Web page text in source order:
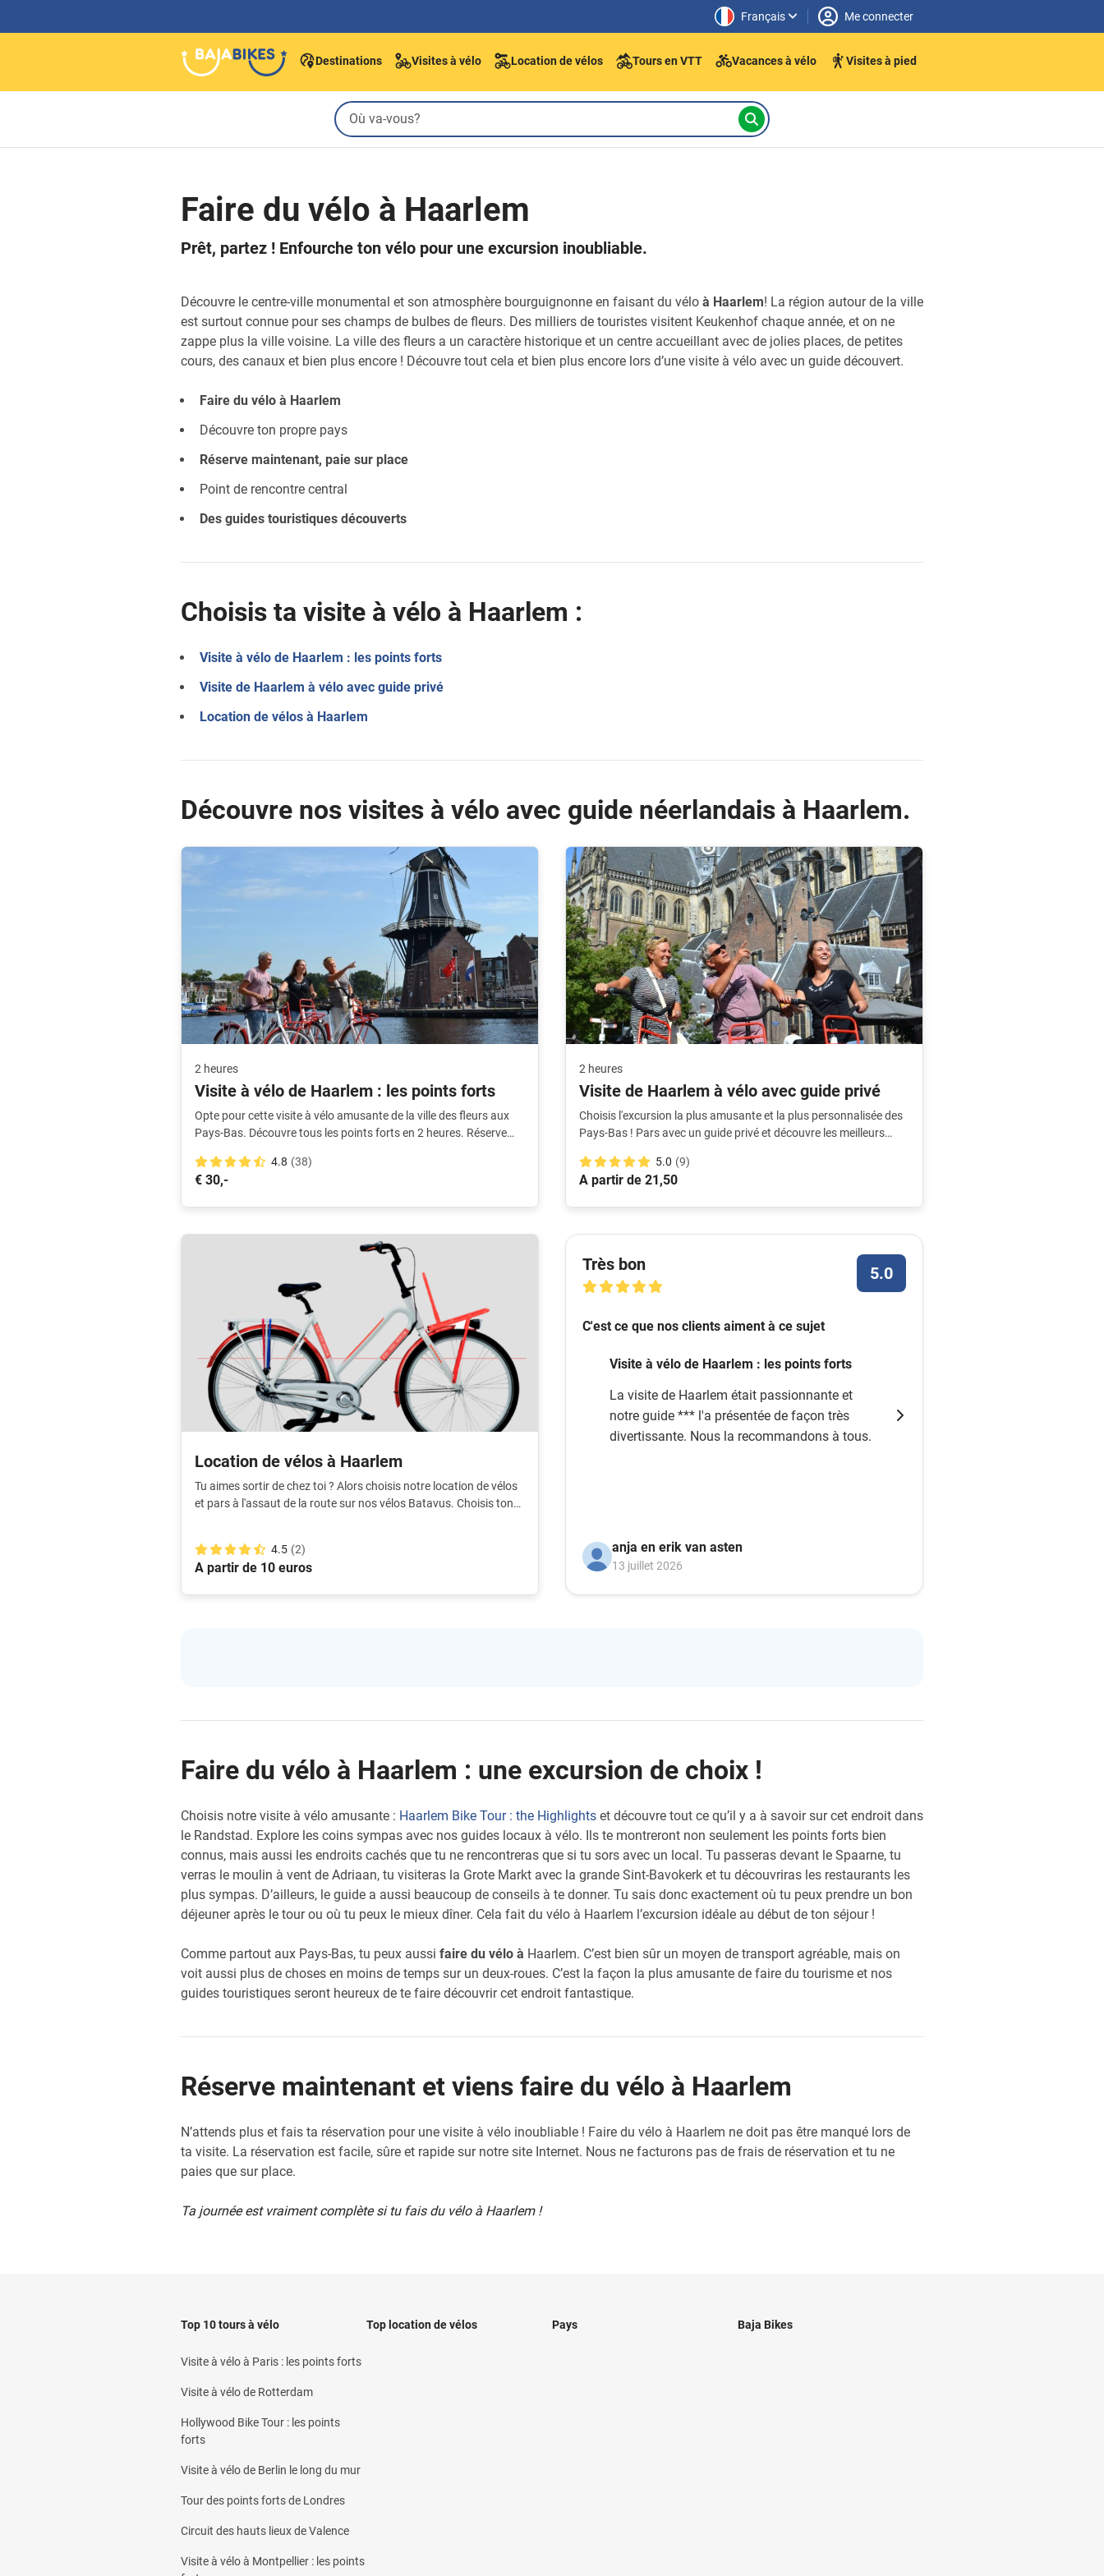
Français Me connecter
Destinations Visites à vélo Location de vélos Tours en VTT Vacances à vélo Visites à pied
Faire du vélo à Haarlem
Prêt, partez ! Enfourche ton vélo pour une excursion inoubliable.
Découvre le centre-ville monumental et son atmosphère bourguignonne en faisant du vélo à Haarlem! La région autour de la ville
est surtout connue pour ses champs de bulbes de fleurs. Des milliers de touristes visitent Keukenhof chaque année, et on ne
zappe plus la ville voisine. La ville des fleurs a un caractère historique et un centre accueillant avec de jolies places, de petites
cours, des canaux et bien plus encore ! Découvre tout cela et bien plus encore lors d’une visite à vélo avec un guide découvert.
Faire du vélo à Haarlem
Découvre ton propre pays
Réserve maintenant, paie sur place
Point de rencontre central
Des guides touristiques découverts
Choisis ta visite à vélo à Haarlem :
Visite à vélo de Haarlem : les points forts
Visite de Haarlem à vélo avec guide privé
Location de vélos à Haarlem
Découvre nos visites à vélo avec guide néerlandais à Haarlem.
2 heures
Visite à vélo de Haarlem : les points forts
Opte pour cette visite à vélo amusante de la ville des fleurs aux
Pays-Bas. Découvre tous les points forts en 2 heures. Réserve
4.8 (38)
€ 30,-
2 heures
Visite de Haarlem à vélo avec guide privé
Choisis l'excursion la plus amusante et la plus personnalisée des
Pays-Bas ! Pars avec un guide privé et découvre les meilleurs
5.0 (9)
A partir de 21,50
Location de vélos à Haarlem
Tu aimes sortir de chez toi ? Alors choisis notre location de vélos
et pars à l'assaut de la route sur nos vélos Batavus. Choisis ton
4.5 (2)
A partir de 10 euros
Très bon 5.0
C'est ce que nos clients aiment à ce sujet
Visite à vélo de Haarlem : les points forts
La visite de Haarlem était passionnante et
notre guide *** l'a présentée de façon très
divertissante. Nous la recommandons à tous.
anja en erik van asten
13 juillet 2026
Faire du vélo à Haarlem : une excursion de choix !
Choisis notre visite à vélo amusante : Haarlem Bike Tour : the Highlights et découvre tout ce qu’il y a à savoir sur cet endroit dans
le Randstad. Explore les coins sympas avec nos guides locaux à vélo. Ils te montreront non seulement les points forts bien
connus, mais aussi les endroits cachés que tu ne rencontreras que si tu sors avec un local. Tu passeras devant le Spaarne, tu
verras le moulin à vent de Adriaan, tu visiteras la Grote Markt avec la grande Sint-Bavokerk et tu découvriras les restaurants les
plus sympas. D’ailleurs, le guide a aussi beaucoup de conseils à te donner. Tu sais donc exactement où tu peux prendre un bon
déjeuner après le tour ou où tu peux le mieux dîner. Cela fait du vélo à Haarlem l’excursion idéale au début de ton séjour !
Comme partout aux Pays-Bas, tu peux aussi faire du vélo à Haarlem. C’est bien sûr un moyen de transport agréable, mais on
voit aussi plus de choses en moins de temps sur un deux-roues. C’est la façon la plus amusante de faire du tourisme et nos
guides touristiques seront heureux de te faire découvrir cet endroit fantastique.
Réserve maintenant et viens faire du vélo à Haarlem
N’attends plus et fais ta réservation pour une visite à vélo inoubliable ! Faire du vélo à Haarlem ne doit pas être manqué lors de
ta visite. La réservation est facile, sûre et rapide sur notre site Internet. Nous ne facturons pas de frais de réservation et tu ne
paies que sur place.
Ta journée est vraiment complète si tu fais du vélo à Haarlem !
Top 10 tours à vélo
Visite à vélo à Paris : les points forts
Visite à vélo de Rotterdam
Hollywood Bike Tour : les points
forts
Visite à vélo de Berlin le long du mur
Tour des points forts de Londres
Circuit des hauts lieux de Valence
Visite à vélo à Montpellier : les points
Top location de vélos Pays Baja Bikes